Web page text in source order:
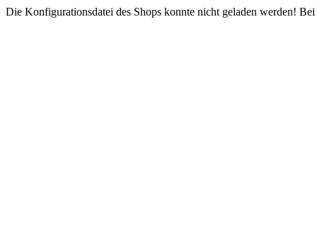
Die Konfigurationsdatei des Shops konnte nicht geladen werden!